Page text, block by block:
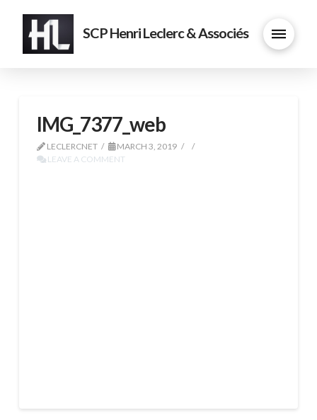
SCP Henri Leclerc & Associés
IMG_7377_web
LECLERCNET
MARCH 3, 2019
LEAVE A COMMENT